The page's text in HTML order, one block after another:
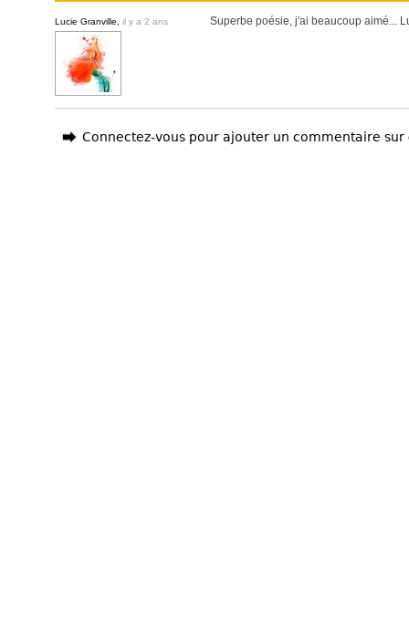
Lucie Granville, il y a 2 ans Superbe poésie, j'ai beaucoup aimé...
Connectez-vous pour ajouter un commentaire sur